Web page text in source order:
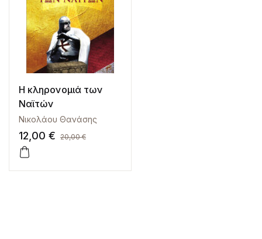
Η κληρονομιά των
Ναϊτών
Νικολάου Θανάσης
12,00 € 20,00€